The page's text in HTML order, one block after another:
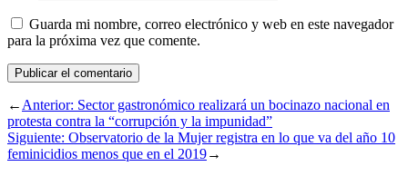
Guarda mi nombre, correo electrónico y web en este navegador
para la próxima vez que comente.
←Anterior: Sector gastronómico realizará un bocinazo nacional en
protesta contra la “corrupción y la impunidad”
Siguiente: Observatorio de la Mujer registra en lo que va del año 10
feminicidios menos que en el 2019→